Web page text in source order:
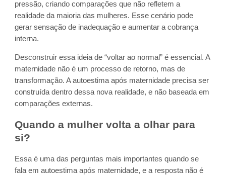
pressão, criando comparações que não refletem a
realidade da maioria das mulheres. Esse cenário pode
gerar sensação de inadequação e aumentar a cobrança
interna.
Desconstruir essa ideia de “voltar ao normal” é essencial. A
maternidade não é um processo de retorno, mas de
transformação. A autoestima após maternidade precisa ser
construída dentro dessa nova realidade, e não baseada em
comparações externas.
Quando a mulher volta a olhar para
si?
Essa é uma das perguntas mais importantes quando se
fala em autoestima após maternidade, e a resposta não é